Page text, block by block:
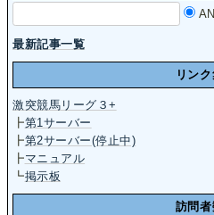
最新記事一覧
リン
激突競馬リーグ３+
┣第1サーバー
┣第2サーバー(停止中)
┣マニュアル
┗掲示板
訪問者